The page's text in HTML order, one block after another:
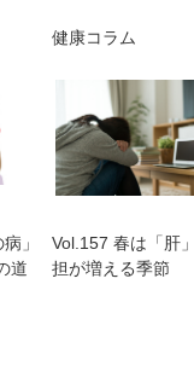
」
道
健康コラム
Vol.157 春は「肝
担が増える季節